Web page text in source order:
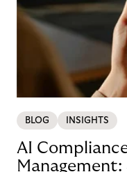
BLOG INSIGHTS
AI